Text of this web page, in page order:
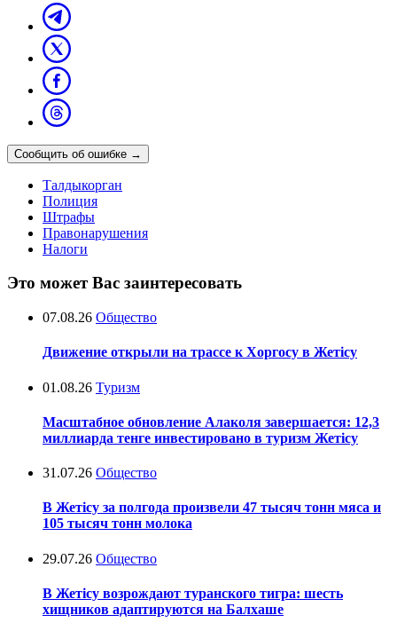
Сообщить об ошибке →
Талдыкорган
Полиция
Штрафы
Правонарушения
Налоги
Это может Вас заинтересовать
07.08.26 Общество
Движение открыли на трассе к Хоргосу в Жетісу
01.08.26 Туризм
Масштабное обновление Алаколя завершается: 12,3
миллиарда тенге инвестировано в туризм Жетісу
31.07.26 Общество
В Жетісу за полгода произвели 47 тысяч тонн мяса и
105 тысяч тонн молока
29.07.26 Общество
В Жетісу возрождают туранского тигра: шесть
хищников адаптируются на Балхаше